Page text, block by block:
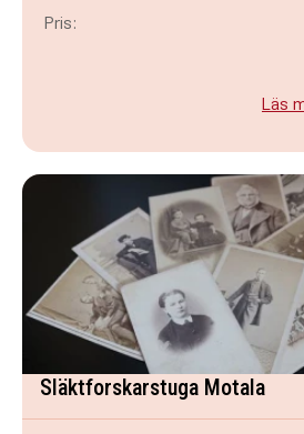
Pris:
Läs
Släktforskarstuga Motala